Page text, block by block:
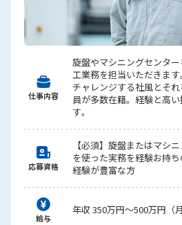
仕事内容
旋盤やマシニングセンタ
工業務を担当いただきま
チャレンジする社風とそ
員が多数在籍。経験と高
す。
応募資格
【必須】旋盤またはマシ
を使った実務を経験お持
経験が豊富な方
給与
年収 350万円～500万円（